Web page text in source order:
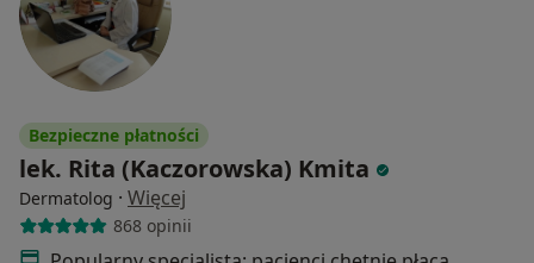
Bezpieczne płatności
lek. Rita (Kaczorowska) Kmita
Dermatolog · Więcej
868 opinii